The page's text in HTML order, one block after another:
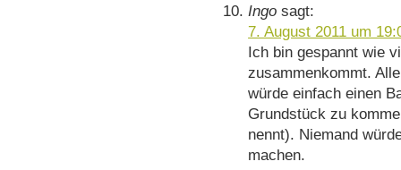
Ingo sagt:
7. August 2011 um
Ich bin gespannt wie
zusammenkommt.
würde einfach einen
Grundstück zu
nennt). Niemand
machen.